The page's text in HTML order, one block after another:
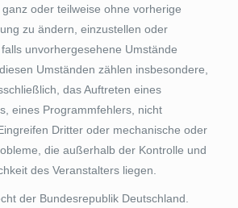
oder teilweise ohne vorherige
zu ändern, einzustellen oder
unvorhergesehene Umstände
Umständen zählen insbesondere,
das Auftreten eines
eines Programmfehlers, nicht
Dritter oder mechanische oder
die außerhalb der Kontrolle und
des Veranstalters liegen.
der Bundesrepublik Deutschland.